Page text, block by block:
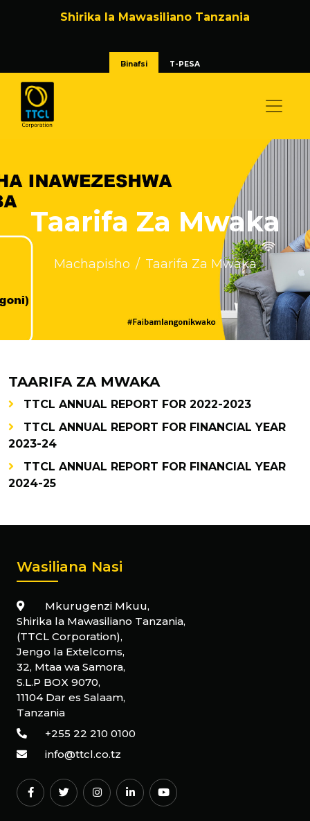
Shirika la Mawasiliano Tanzania
Binafsi T-PESA
Taarifa Za Mwaka
Machapisho Taarifa Za Mwaka
TAARIFA ZA MWAKA
TTCL ANNUAL REPORT FOR 2022-2023
TTCL ANNUAL REPORT FOR FINANCIAL YEAR
2023-24
TTCL ANNUAL REPORT FOR FINANCIAL YEAR
2024-25
Wasiliana Nasi
Mkurugenzi Mkuu,
Shirika la Mawasiliano Tanzania,
(TTCL Corporation),
Jengo la Extelcoms,
32, Mtaa wa Samora,
S.L.P BOX 9070,
11104 Dar es Salaam,
Tanzania
+255 22 210 0100
info@ttcl.co.tz